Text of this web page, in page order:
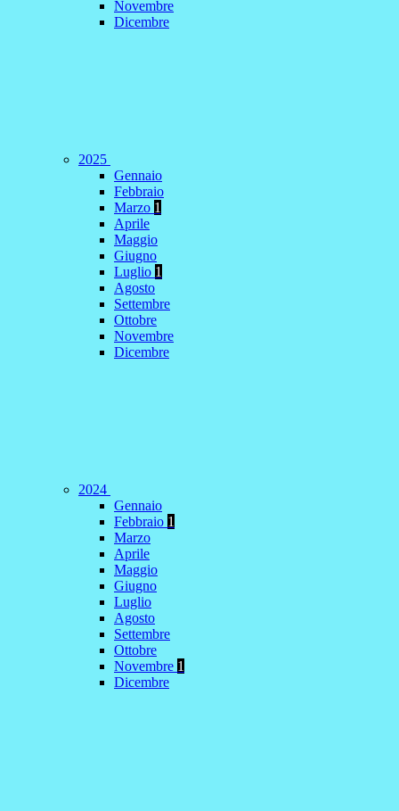
Novembre
Dicembre
2025
Gennaio
Febbraio
Marzo 1
Aprile
Maggio
Giugno
Luglio 1
Agosto
Settembre
Ottobre
Novembre
Dicembre
2024
Gennaio
Febbraio 1
Marzo
Aprile
Maggio
Giugno
Luglio
Agosto
Settembre
Ottobre
Novembre 1
Dicembre